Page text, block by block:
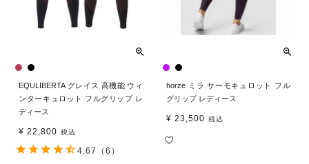
EQULIBERTA グレイス 高機能 ウィ
ンターキュロット フルグリップ レ
ディース
¥ 22,800 税込
4.67 （6）
horze ミラ サーモキュロット フル
グリップ レディース
¥ 23,500 税込